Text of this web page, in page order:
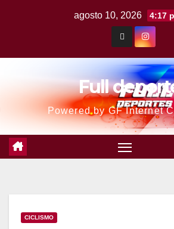
agosto 10, 2026 4:17
Full
Powered by GF Internet
CICLISMO